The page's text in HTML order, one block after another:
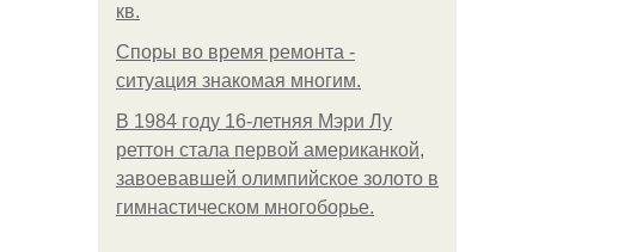
кв.
Споры во время ремонта -
ситуация знакомая многим.
В 1984 году 16-летняя Мэри Лу
реттон стала первой американкой,
завоевавшей олимпийское золото в
гимнастическом многоборье.